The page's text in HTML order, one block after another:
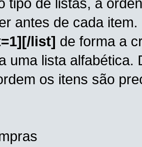
tipo de listas, a
antes de cada
list] de forma a
uma lista alfabética.
os itens são